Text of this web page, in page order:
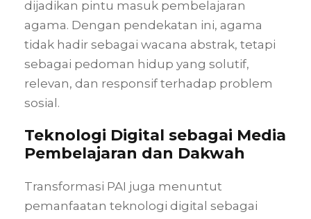
dijadikan pintu masuk pembelajaran
agama. Dengan pendekatan ini, agama
tidak hadir sebagai wacana abstrak, tetapi
sebagai pedoman hidup yang solutif,
relevan, dan responsif terhadap problem
sosial.
Teknologi Digital sebagai Media
Pembelajaran dan Dakwah
Transformasi PAI juga menuntut
pemanfaatan teknologi digital sebagai